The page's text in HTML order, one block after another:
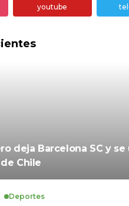
youtube
deja Barcelona SC y se
Chile
Deportes